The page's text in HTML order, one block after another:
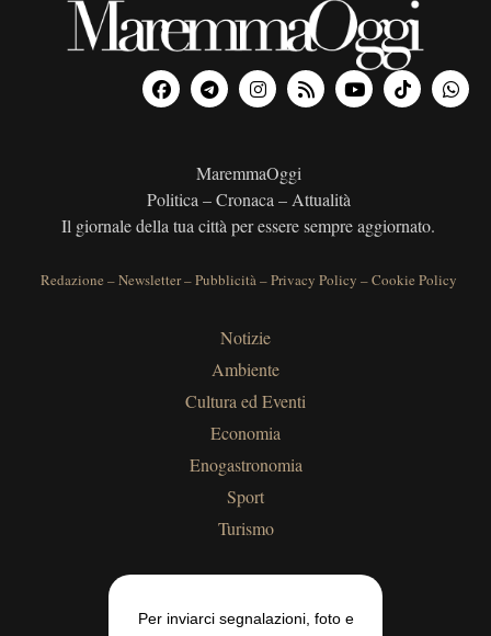
MaremmaOggi
Politica – Cronaca – Attualità
Il giornale della tua città per essere sempre aggiornato.
Redazione –Newsletter–Pubblicità–Privacy Policy –Cookie Policy
Notizie
Ambiente
Cultura ed Eventi
Economia
Enogastronomia
Sport
Turismo
Per inviarci segnalazioni, foto e